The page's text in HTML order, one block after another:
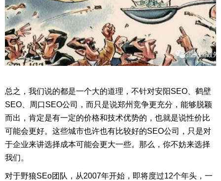
总之，我们说的都是一个大的道理，不针对安阳SEO、鹤壁
SEO、周口SEO公司，而只是说郑州竞争更充分，能够脱颖
而出，肯定是有一定的价格和技术优势的，也就是说性价比
可能会更好。这些城市也许也有比较好的SEO公司，只是对
于企业来讲选择成本可能会更大一些。那么，你不妨来选择
我们。
对于野狼SEo团队，从2007年开始，即将度过12个年头，一